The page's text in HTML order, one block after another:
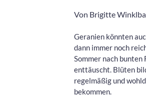
Von Brigitte
Geranien könnten
dann immer noch
Sommer nach
enttäuscht. Blüten
regelmäßig und
bekommen.